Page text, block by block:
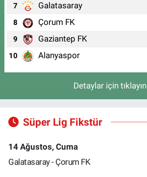
7 Galatasaray
8 Çorum FK
9 Gaziantep FK
10 Alanyaspor
Detaylar için tıklayın
Süper Lig Fikstür
14 Ağustos, Cuma
Galatasaray - Çorum FK